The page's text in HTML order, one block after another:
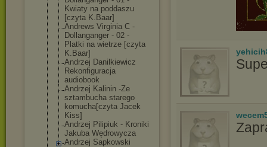
Kwiaty na poddaszu
[czyta K.Baar]
Andrews Virginia C -
Dollanganger - 02 -
Platki na wietrze [czyta
K.Baar]
Andrzej Danilkiewicz
Rekonfiguracja
audiobook
Andrzej Kalinin -Ze
sztambucha starego
komucha[czyta Jacek
Kiss]
Andrzej Pilipiuk - Kroniki
Jakuba Wędrowycza
Andrzej Sapkowski